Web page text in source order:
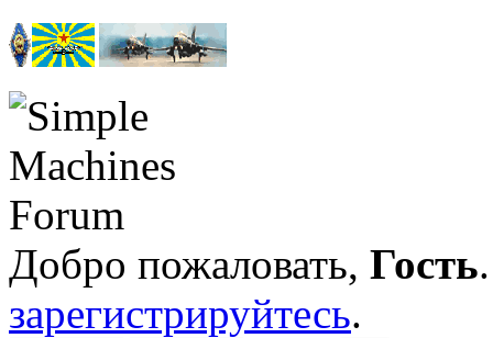
Добро пожаловать, Гость
зарегистрируйтесь.